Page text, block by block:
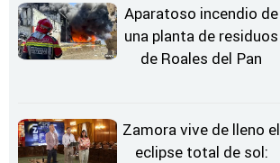
Aparatoso incendio de
una planta de residuos
de Roales del Pan
Zamora vive de lleno el
eclipse total de sol: